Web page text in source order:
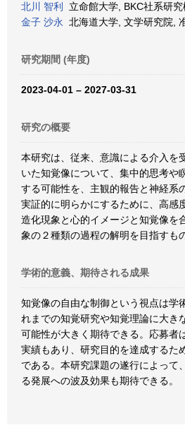
北川 智利
立命館大学, BKC社系研
金子 沙永
北海道大学, 文学研究院,
研究期間 (年度)
2023-04-01 – 2027-03-31
研究の概要
本研究は、従来、意識による介入を
いた知覚像について、集中的思考や
する可能性を、主観的報告と神経系
実証的に明らかにするために、高感
造化現象と心的イメージと知覚像を
象の２種類の過程の解明を目指すも
学術的意義、期待される成果
知覚像の自由な制御という視点は学
れまでの知覚研究や知覚理論に大き
可能性が大きく期待できる。応募者
実績もあり、研究目的を達成するた
である。本研究課題の遂行によって
る発展への波及効果も期待できる。